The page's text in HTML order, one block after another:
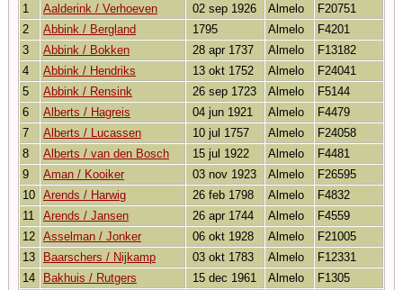
1 Aalderink / Verhoeven 02 sep 1926 Almelo
F20751
2
Abbink / Bergland 1795 Almelo
F4201
3
Abbink / Bokken 28 apr 1737 Almelo
F13182
4
Abbink / Hendriks 13 okt 1752 Almelo
F24041
5
Abbink / Rensink 26 sep 1723 Almelo
F5144
6
Alberts / Hagreis 04 jun 1921 Almelo
F4479
7
Alberts / Lucassen 10 jul 1757 Almelo
F24058
8
Alberts / van den Bosch 15 jul 1922 Almelo
F4481
9
Aman / Kooiker 03 nov 1923 Almelo
F26595
10 Arends / Harwig 26 feb 1798 Almelo
F4832
11
Arends / Jansen 26 apr 1744 Almelo
F4559
12 Asselman / Jonker 06 okt 1928 Almelo
F21005
13
Baarschers / Nijkamp 03 okt 1783 Almelo
F12331
14
Bakhuis / Rutgers 15 dec 1961 Almelo F1305